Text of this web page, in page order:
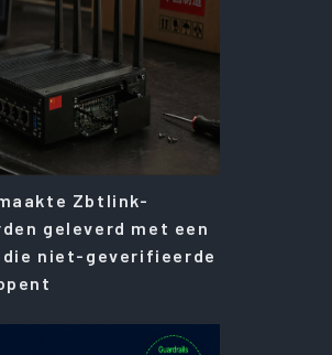
Zbtlink-
geleverd met een
niet-geverifieerde